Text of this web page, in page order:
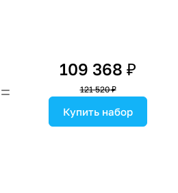
109 368 ₽
121 520 ₽
Купить набор